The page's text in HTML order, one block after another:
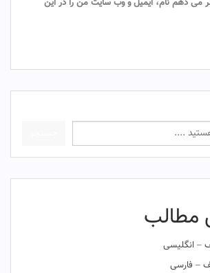
مطالب
– انگلیسی
– فارسی